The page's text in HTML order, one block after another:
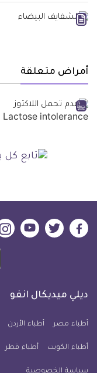
أمراض متعلقة
ديلي
فيسبوك
ديلي
تويتر
ديلي
يوتيوب
ديلي ميديكال انفو
أطباء مصر أطباء الأردن
أطباء الكويت أطباء قطر
سياسة الخصوصية